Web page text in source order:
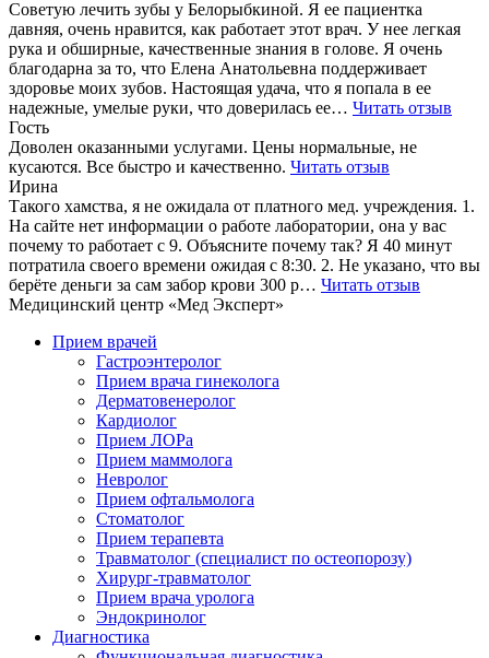
Советую лечить зубы у Белорыбкиной. Я ее пациентка
давняя, очень нравится, как работает этот врач. У нее легкая
рука и обширные, качественные знания в голове. Я очень
благодарна за то, что Елена Анатольевна поддерживает
здоровье моих зубов. Настоящая удача, что я попала в ее
надежные, умелые руки, что доверилась ее… Читать отзыв
Гость
Доволен оказанными услугами. Цены нормальные, не
кусаются. Все быстро и качественно. Читать отзыв
Ирина
Такого хамства, я не ожидала от платного мед. учреждения. 1.
На сайте нет информации о работе лаборатории, она у вас
почему то работает с 9. Объясните почему так? Я 40 минут
потратила своего времени ожидая с 8:30. 2. Не указано, что вы
берёте деньги за сам забор крови 300 р… Читать отзыв
Медицинский центр «Мед Эксперт»
Прием врачей
Гастроэнтеролог
Прием врача гинеколога
Дерматовенеролог
Кардиолог
Прием ЛОРа
Прием маммолога
Невролог
Прием офтальмолога
Стоматолог
Прием терапевта
Травматолог (специалист по остеопорозу)
Хирург-травматолог
Прием врача уролога
Эндокринолог
Диагностика